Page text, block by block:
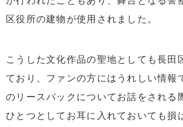
区役所の建物が使用されました。
こうした文化作品の聖地としても長田
ており、ファンの方にはうれしい情報
のリースバックについてお話をされる
ひとつとしてお耳に入れておいても損